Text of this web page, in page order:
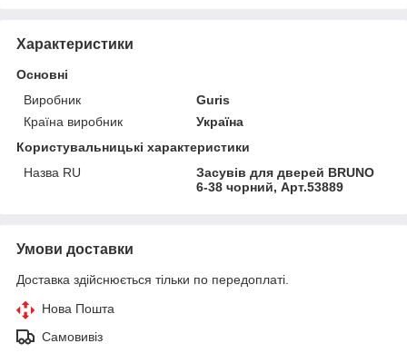
Характеристики
Основні
Виробник
Guris
Країна виробник
Україна
Користувальницькі характеристики
Назва RU
Засувів для дверей BRUNO
6-38 чорний, Арт.53889
Умови доставки
Доставка здійснюється тільки по передоплаті.
Нова Пошта
Самовивіз